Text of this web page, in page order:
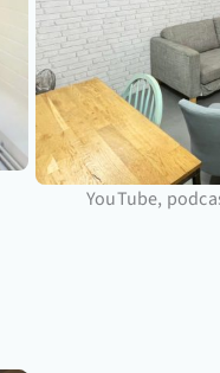
YouTube,